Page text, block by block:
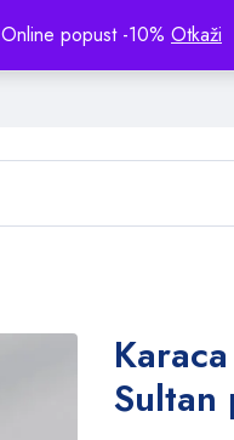
Online popust -10% Otkaži
Sultan